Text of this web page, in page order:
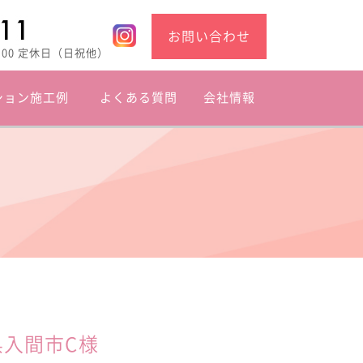
定休日（日祝他）
お問い合わせ
ン施工例 よくある質問 会社情報
間市C様